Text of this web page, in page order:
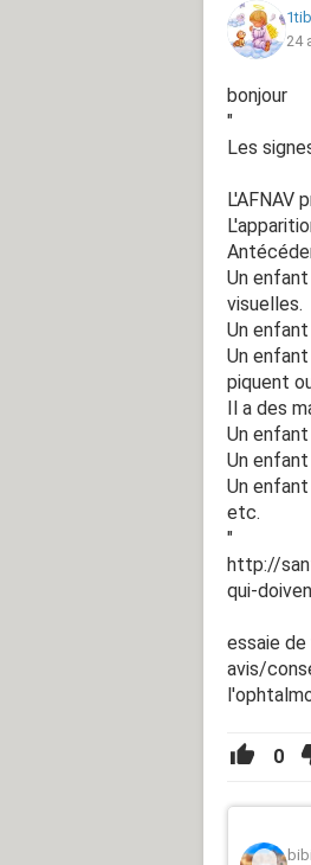
24
bonjour
"
Les
L'AFNAV
Un
visuelles.
Un
Un
piquent
Il a des
Un
Un
Un
etc.
"
http://
qui-
essaie
avis/
0